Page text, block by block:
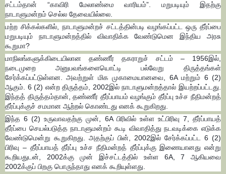
சட்டம்தான் “காவிரி மேலாண்மை வாரியம்”. மறுபடியும் இதற்கு
நாடாளுமன்றம் செல்ல தேவையில்லை.
மற்ற சிக்கல்களில், நாடாளுமன்றச் சட்டத்தின்படி வழங்கப்பட்ட ஒரு தீர்ப்பை
மறுபடியும் நாடாளுமன்றத்தில் விவாதிக்க வேண்டுமென இந்திய அரசு
கூறுமா?
மாநிலங்களுக்கிடையிலான தண்ணீர் தகராறுச் சட்டம் – 1956இல்,
நடைமுறை அனுபவங்களையொட்டி பல்வேறு திருத்தங்கள்
சேர்க்கப்பட்டுள்ளன. அவற்றுள் மிக முகாமையானவை, 6A மற்றும் 6 (2)
ஆகும். 6 (2) என்ற திருத்தம், 2002இல் நாடாளுமன்றத்தால் இயற்றப்பட்டது.
இந்தத் திருத்தம்தான், தண்ணீர் தீர்ப்பாயம் வழங்கும் தீர்ப்பு உச்ச நீதிமன்றத்
தீர்ப்புக்குச் சமமான ஆற்றல் கொண்டது எனக் கூறுகிறது.
இந்த 6 (2) உருவாவதற்கு முன், 6A பிரிவில் உள்ள உட்பிரிவு 7, தீர்ப்பாயத்
தீர்ப்பை செயல்படுத்த நாடாளுமன்றம் கூடி விவாதித்து நடவடிக்கை எடுக்க
வேண்டுமென்று கூறுகிறது. அதற்குப் பின், 2002இல் சேர்க்கப்பட்ட 6 (2)
பிரிவு – தீர்ப்பாயத் தீர்ப்பு உச்ச நீதிமன்றத் தீர்ப்புக்கு இணையானது என்று
கூறியதுடன், 2002க்கு முன் இச்சட்டத்தில் உள்ள 6A, 7 ஆகியவை
2002க்குப் பிறகு பொருந்தாது எனக் கூறியுள்ளது.